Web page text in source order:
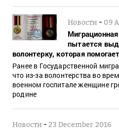
Новости - 09
пытается
волонтерку, которая
Ранее в Государственной
что из-за волонтерства во
военном госпитале женщине
родине
Новости -23 December 2016